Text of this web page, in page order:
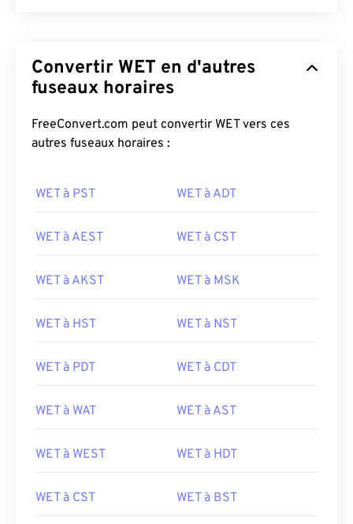
Convertir WET en d'autres
fuseaux horaires
FreeConvert.com peut convertir WET vers ces
autres fuseaux horaires :
WET à PST WET à ADT
WET à AEST WET à CST
WET à AKST WET à MSK
WET à HST WET à NST
WET à PDT WET à CDT
WET à WAT WET à AST
WET à WEST WET à HDT
WET à CST WET à BST